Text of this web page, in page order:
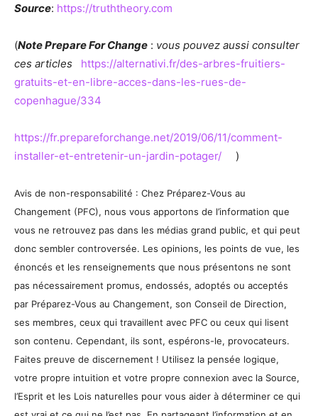
Source: https://truththeory.com
(Note Prepare For Change : vous pouvez aussi consulter
ces articles
https://alternativi.fr/des-arbres-fruitiers-
gratuits-et-en-libre-acces-dans-les-rues-de-
copenhague/334
https://fr.prepareforchange.net/2019/06/11/comment-
installer-et-entretenir-un-jardin-potager/ )
Avis de non-responsabilité : Chez Préparez-Vous au
Changement (PFC), nous vous apportons de l’information que
vous ne retrouvez pas dans les médias grand public, et qui peut
donc sembler controversée. Les opinions, les points de vue, les
énoncés et les renseignements que nous présentons ne sont
pas nécessairement promus, endossés, adoptés ou acceptés
par Préparez-Vous au Changement, son Conseil de Direction,
ses membres, ceux qui travaillent avec PFC ou ceux qui lisent
son contenu. Cependant, ils sont, espérons-le, provocateurs.
Faites preuve de discernement ! Utilisez la pensée logique,
votre propre intuition et votre propre connexion avec la Source,
l’Esprit et les Lois naturelles pour vous aider à déterminer ce qui